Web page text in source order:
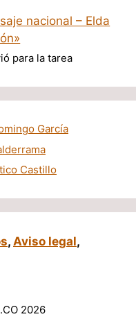
nacional – Elda
para la tarea
García
Castillo
, Aviso legal,
2026